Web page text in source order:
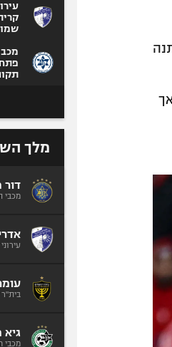
פתח
מלך
דור
מכבי
בית"ר
מכבי